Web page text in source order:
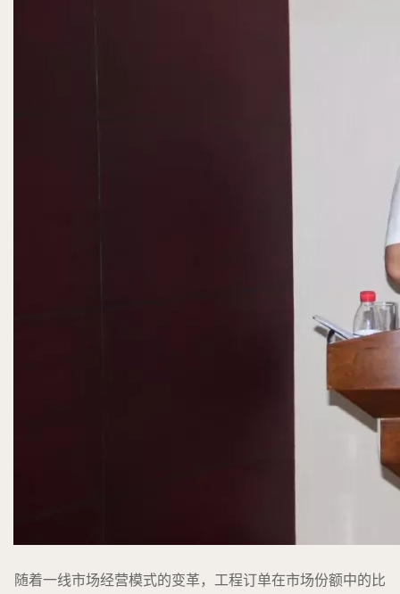
随着一线市场经营模式的变革，工程订单在市场份额中的比